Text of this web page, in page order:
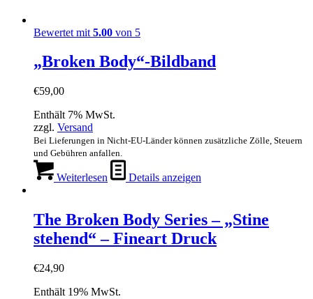
Bewertet mit 5.00 von 5
„Broken Body“-Bildband
€59,00
Enthält 7% MwSt.
zzgl. Versand
Bei Lieferungen in Nicht-EU-Länder können zusätzliche Zölle, Steuern
und Gebühren anfallen.
Weiterlesen Details anzeigen
The Broken Body Series – „Stine
stehend“ – Fineart Druck
€24,90
Enthält 19% MwSt.